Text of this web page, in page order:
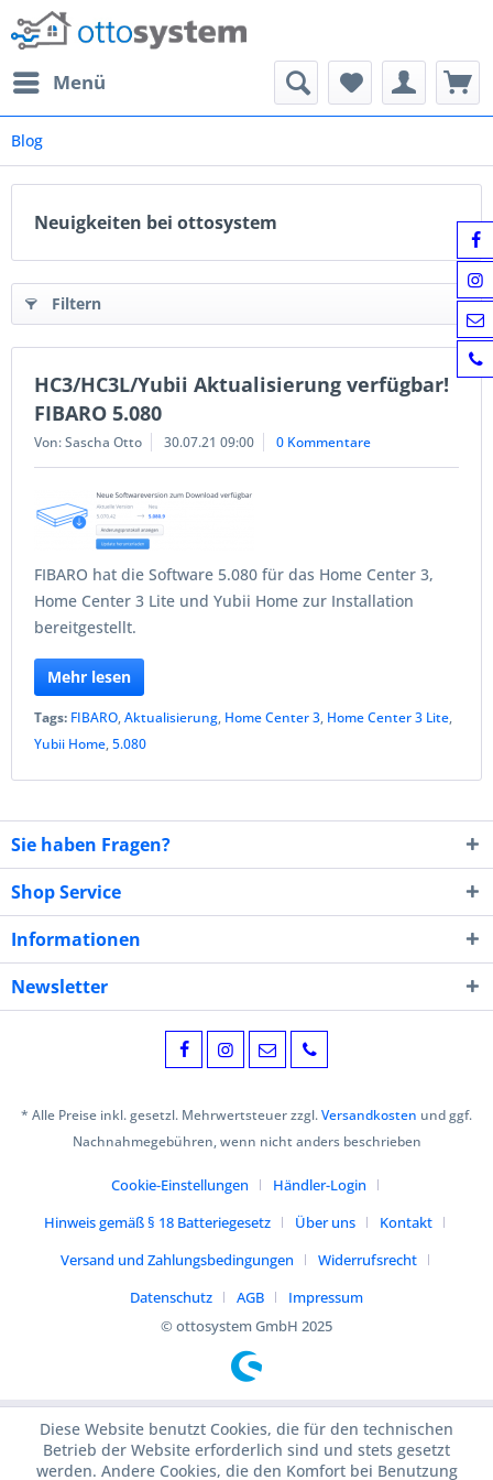
Menü
Blog
Neuigkeiten bei ottosystem
Filtern
HC3/HC3L/Yubii Aktualisierung verfügbar!
FIBARO 5.080
Von: Sascha Otto 30.07.21 09:00 0 Kommentare
FIBARO hat die Software 5.080 für das Home Center 3,
Home Center 3 Lite und Yubii Home zur Installation
bereitgestellt.
Mehr lesen
Tags: FIBARO,Aktualisierung, Home Center 3, Home Center 3 Lite,
Yubii Home,5.080
Sie haben Fragen?
Shop Service
Informationen
Newsletter
* Alle Preise inkl. gesetzl. Mehrwertsteuer zzgl.Versandkosten und ggf.
Nachnahmegebühren, wenn nicht anders beschrieben
Cookie-Einstellungen
Händler-Login
Hinweis gemäß § 18 Batteriegesetz
Über uns
Kontakt
Versand und Zahlungsbedingungen
Widerrufsrecht
Datenschutz
AGB
Impressum
© ottosystem GmbH 2025
Diese Website benutzt Cookies, die für den technischen
Betrieb der Website erforderlich sind und stets gesetzt
werden. Andere Cookies, die den Komfort bei Benutzung